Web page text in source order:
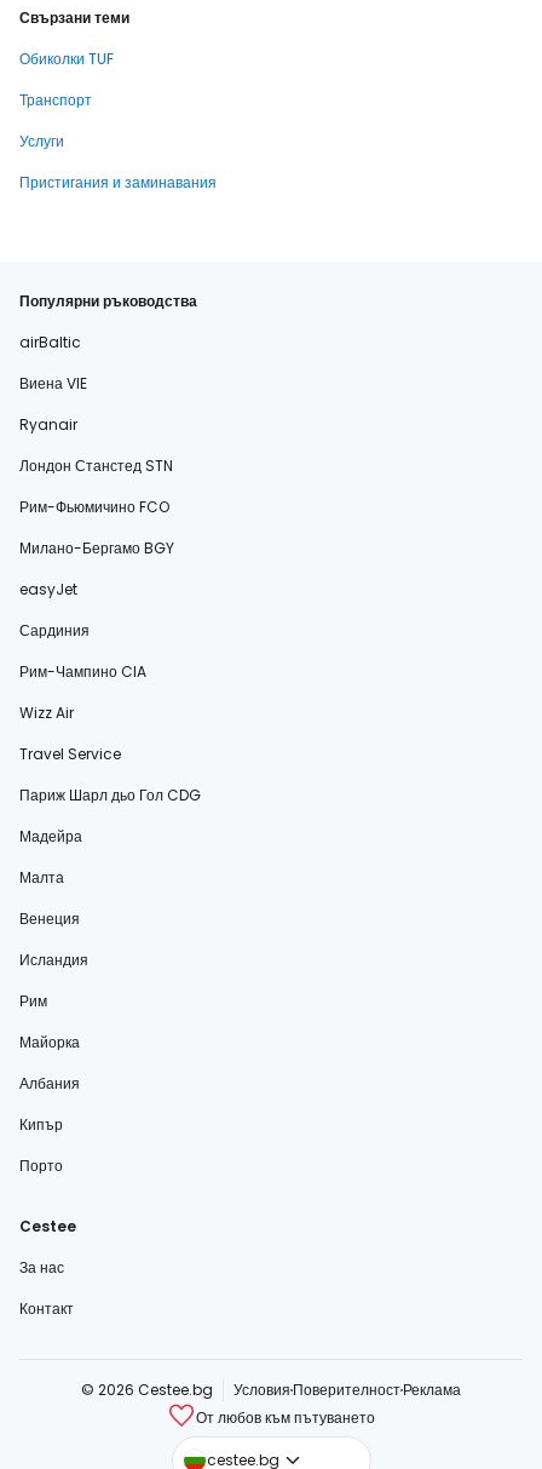
Свързани теми
Обиколки TUF
Транспорт
Услуги
Пристигания и заминавания
Популярни ръководства
airBaltic
Виена VIE
Ryanair
Лондон Станстед STN
Рим-Фьюмичино FCO
Милано-Бергамо BGY
easyJet
Сардиния
Рим-Чампино CIA
Wizz Air
Travel Service
Париж Шарл дьо Гол CDG
Мадейра
Малта
Венеция
Исландия
Рим
Майорка
Албания
Кипър
Порто
Cestee
За нас
Контакт
© 2026 Cestee.bg Условия ПоверителностРеклама
От любов към пътуването
cestee.bg
cestee.com